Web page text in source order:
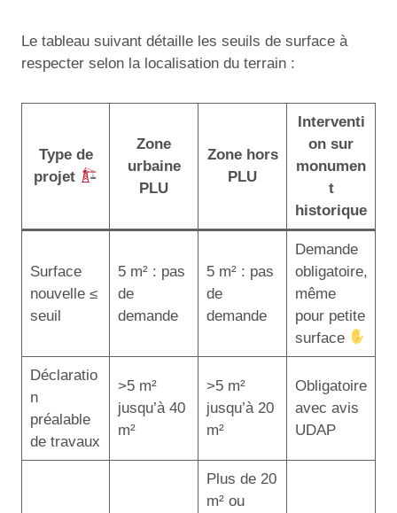
Le tableau suivant détaille les seuils de surface à
respecter selon la localisation du terrain :
Type de
projet
Zone
urbaine
PLU
Zone hors
PLU
Interventi
on sur
monumen
t
historique
Surface
nouvelle ≤
seuil
5 m² : pas
de
demande
5 m² : pas
de
demande
Demande
obligatoire,
même
pour petite
surface
Déclaratio
n
préalable
de travaux
>5 m²
jusqu’à 40
m²
>5 m²
jusqu’à 20
m²
Obligatoire
avec avis
UDAP
Plus de 20
m² ou